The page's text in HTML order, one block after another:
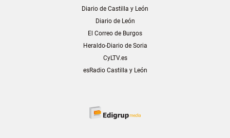
Diario de Castilla y León
Diario de León
El Correo de Burgos
Heraldo-Diario de Soria
CyLTV.es
esRadio Castilla y León